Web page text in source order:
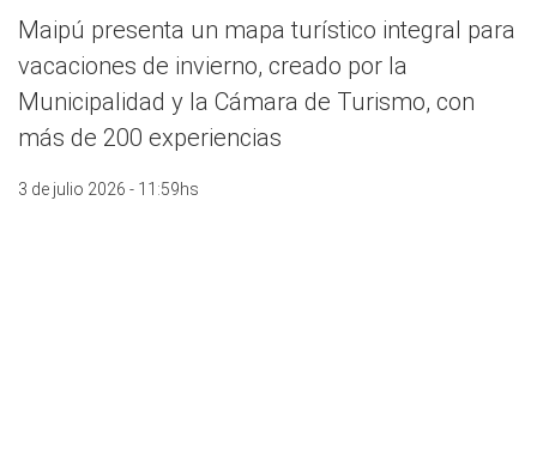
Maipú presenta un mapa turístico integral para
vacaciones de invierno, creado por la
Municipalidad y la Cámara de Turismo, con
más de 200 experiencias
3 de julio 2026 - 11:59hs